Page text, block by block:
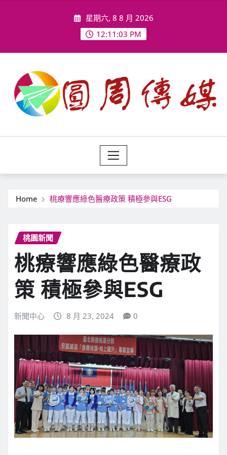
星期六, 8 8 月 2026
12:11:04 PM
Home 桃療響應綠色醫療政策 積極參與ESG
桃園新聞
桃療響應綠色醫療政
策 積極參與ESG
新聞中心 8 月 23, 2024 0